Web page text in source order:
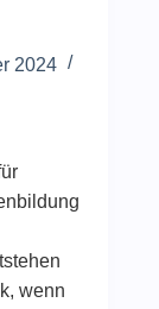
2024
wenn